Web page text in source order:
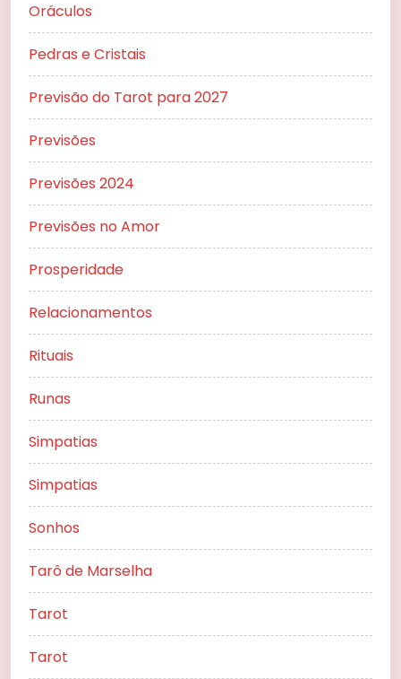
Oráculos
Pedras e Cristais
Previsão do Tarot para 2027
Previsões
Previsões 2024
Previsões no Amor
Prosperidade
Relacionamentos
Rituais
Runas
Simpatias
Simpatias
Sonhos
Tarô de Marselha
Tarot
Tarot